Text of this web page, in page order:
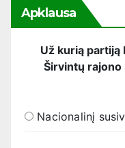
Apklausa
Už kurią
Širvintų rajono
Nacionalinį